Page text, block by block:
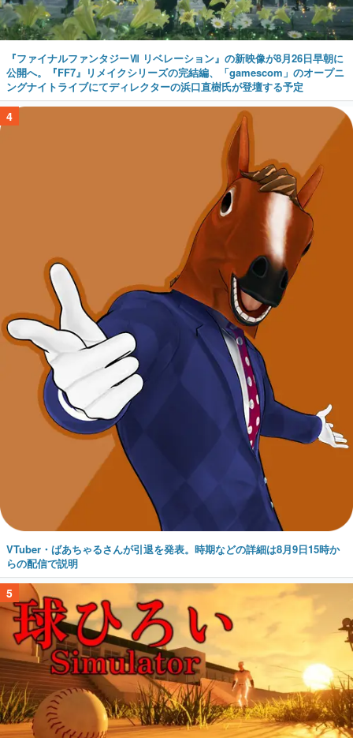
『ファイナルファンタジーⅦ リベレーション』の新映像が8月26日早朝に
公開へ。『FF7』リメイクシリーズの完結編、「gamescom」のオープニ
ングナイトライブにてディレクターの浜口直樹氏が登壇する予定
4
VTuber・ばあちゃるさんが引退を発表。時期などの詳細は8月9日15時か
らの配信で説明
5